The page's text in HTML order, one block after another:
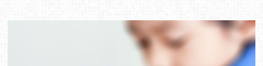
όλων